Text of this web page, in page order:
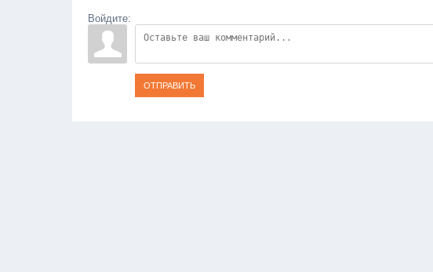
Войдите:
ОТПРАВИТЬ